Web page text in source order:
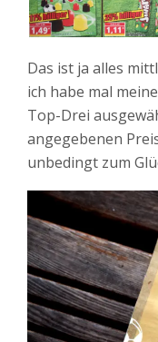
Das ist ja alles
ich habe mal
Top-Drei
angegebenen
unbedingt zum